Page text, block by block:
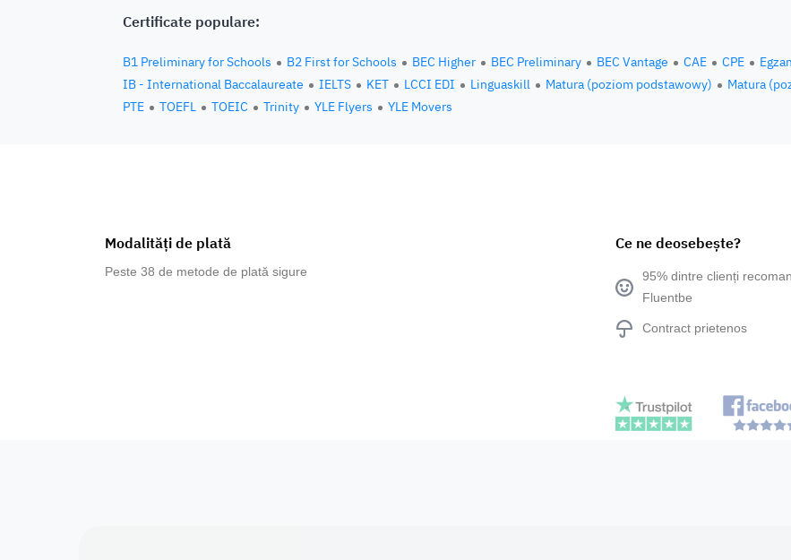
Certificate populare:
B1 Preliminary for Schools B2 First for Schools BEC Higher BEC Preliminary BEC Vantage CAE CPE
IB - International Baccalaureate
IELTS KET LCCI EDI Linguaskill Matura (poziom podstawowy) Matura
PTE
TOEFL TOEIC Trinity YLE Flyers YLE Movers
Modalități de plată
Peste 38 de metode de plată sigure
Ce ne deosebește?
95% dintre clienți
Fluentbe
Contract prietenos